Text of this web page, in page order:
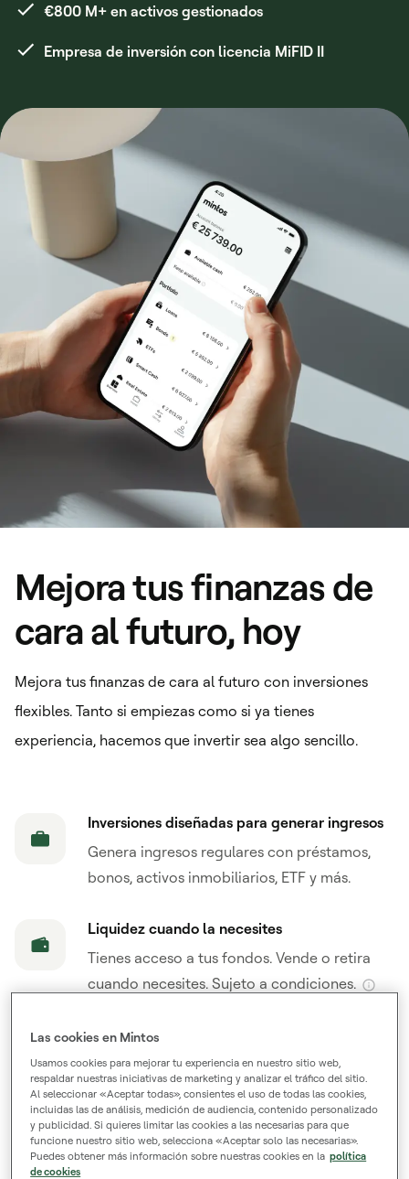
€800 M+ en activos gestionados
Empresa de inversión con licencia MiFID II
Mejora tus finanzas de
cara al futuro, hoy
Mejora tus finanzas de cara al futuro con inversiones
flexibles. Tanto si empiezas como si ya tienes
experiencia, hacemos que invertir sea algo sencillo.
Inversiones diseñadas para generar ingresos
Genera ingresos regulares con préstamos,
bonos, activos inmobiliarios, ETF y más.
Liquidez cuando la necesites
Tienes acceso a tus fondos. Vende o retira
cuando necesites. Sujeto a condiciones.
Inversión al alcance de todos
Empieza a invertir a partir de tan solo 50 €,
con comisiones bajas y transparentes.
De confianza y con licencia
Las cookies en Mintos
Usamos cookies para mejorar tu experiencia en nuestro sitio web,
respaldar nuestras iniciativas de marketing y analizar el tráfico del sitio.
Al seleccionar «Aceptar todas», consientes el uso de todas las cookies,
incluidas las de análisis, medición de audiencia, contenido personalizado
y publicidad. Si quieres limitar las cookies a las necesarias para que
funcione nuestro sitio web, selecciona «Aceptar solo las necesarias».
Puedes obtener más información sobre nuestras cookies en la política
de cookies